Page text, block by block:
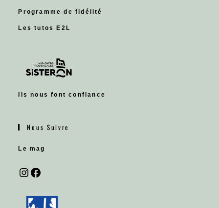
Programme de fidélité
Les tutos E2L
Ils nous font confiance
Nous Suivre
Le mag